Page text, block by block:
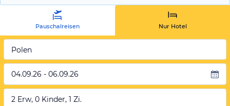
Pauschalreisen Nur Hotel
Polen
04.09.26 - 06.09.26
2 Erw, 0 Kinder, 1 Zi.